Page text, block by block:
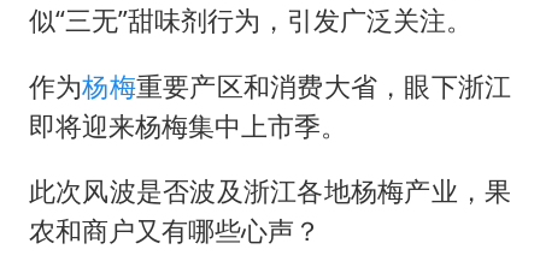
似“三无”甜味剂行为，引发广泛关注。
作为杨梅重要产区和消费大省，眼下浙江
即将迎来杨梅集中上市季。
此次风波是否波及浙江各地杨梅产业，果
农和商户又有哪些心声？